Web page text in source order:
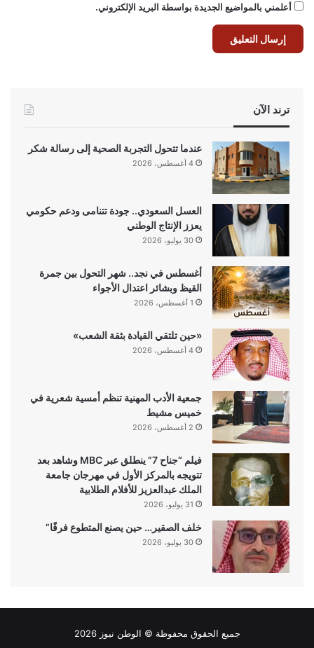
أعلمني بالمواضيع الجديدة بواسطة البريد الإلكتروني.
ترند الآن
عندما تتحول التجربة الصحية إلى رسالة شكر
4 أغسطس، 2026
العسل السعودي.. جودة تتنامى ودعم حكومي
يعزز الإنتاج الوطني
30 يوليو، 2026
أغسطس في نجد.. شهر التحول بين جمرة
القيظ وبشائر اعتدال الأجواء
1 أغسطس، 2026
«حين تلتقي القيادة بثقة الشعب»
4 أغسطس، 2026
جمعية الأدب المهنية تنظم أمسية شعرية في
خميس مشيط
2 أغسطس، 2026
فيلم “جناح 7” ينطلق عبر MBC وشاهد بعد
تتويجه بالمركز الأول في مهرجان جامعة
الملك عبدالعزيز للأفلام الطلابية
31 يوليو، 2026
خلف الصقير… حين يصنع المتطوع فرقًا”
30 يوليو، 2026
جميع الحقوق محفوظة © الوطن نيوز 2026